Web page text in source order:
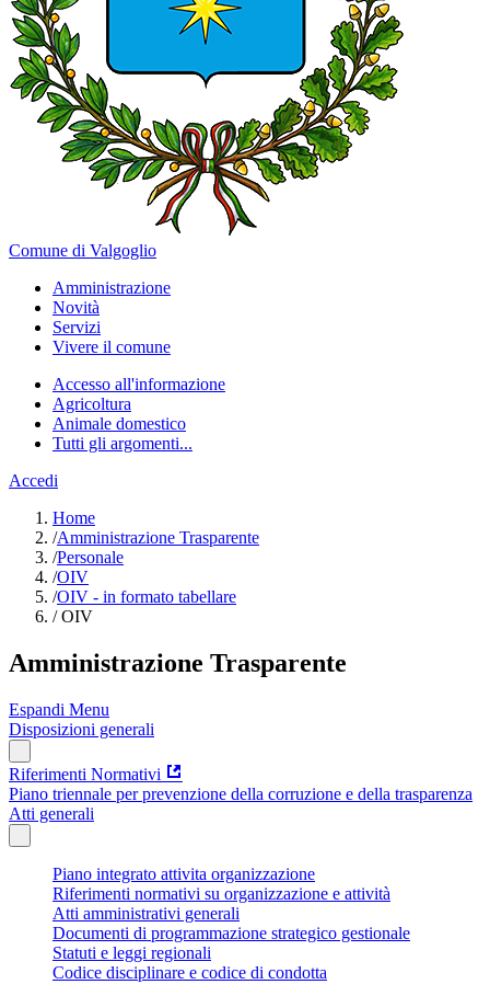
Comune di Valgoglio
Amministrazione
Novità
Servizi
Vivere il comune
Accesso all'informazione
Agricoltura
Animale domestico
Tutti gli argomenti...
Accedi
Home
/Amministrazione Trasparente
/Personale
/OIV
/OIV - in formato tabellare
/OIV
Amministrazione Trasparente
Espandi Menu
Disposizioni generali
Riferimenti Normativi
Piano triennale per prevenzione della corruzione e della trasparenza
Atti generali
Piano integrato attivita organizzazione
Riferimenti normativi su organizzazione e attività
Atti amministrativi generali
Documenti di programmazione strategico gestionale
Statuti e leggi regionali
Codice disciplinare e codice di condotta